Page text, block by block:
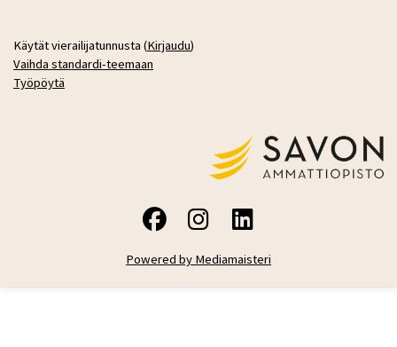
Käytät vierailijatunnusta (Kirjaudu)
Vaihda standardi-teemaan
Työpöytä
Powered by Mediamaisteri